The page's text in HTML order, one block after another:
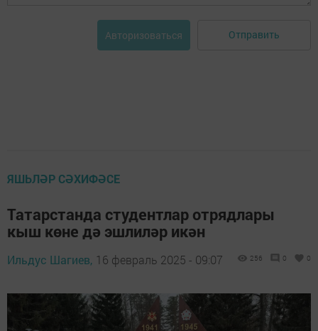
Авторизоваться Отправить
ЯШЬЛӘР СӘХИФӘСЕ
Татарстанда студентлар отрядлары
кыш көне дә эшлиләр икән
Ильдус Шагиев, 16 февраль 2025 - 09:07 256 0 0